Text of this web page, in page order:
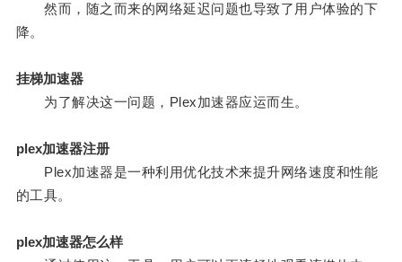
然而，随之而来的网络延迟问题也导致了用户体验的下
降。
挂梯加速器
为了解决这一问题，Plex加速器应运而生。
plex加速器注册
Plex加速器是一种利用优化技术来提升网络速度和性能
的工具。
plex加速器怎么样